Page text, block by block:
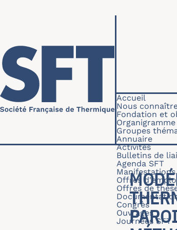
Accueil
Nous
Fondation et
Organigramme
Groupes
Annuaire
Activités
Bulletins de
Agenda SFT
Manifestations
Offres d'emploi
Offres de
Congrès
Ouvrages
Journées SFT